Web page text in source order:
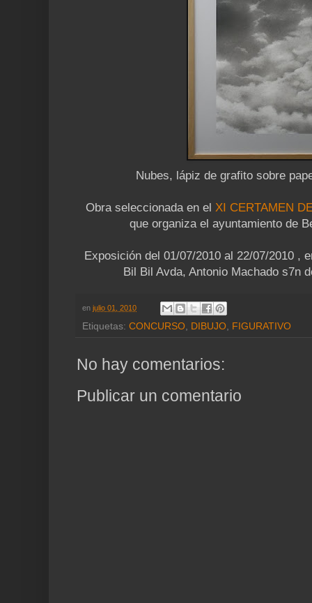
Nubes, lápiz de grafito sobre
Obra seleccionada en elXI CERTAMEN
que organiza el ayuntamiento de
Exposición del 01/07/2010 al 22/07/2010 ,
Bil Bil Avda, Antonio Machado s7n
en julio 01, 2010
Etiquetas: CONCURSO DIBUJO FIGURATIVO
No hay comentarios:
Publicar un comentario